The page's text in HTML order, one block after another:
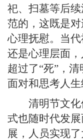
祀、扫墓等后
范的，这既是
心理抚慰。当
还是心理层面
超过了“死”，
面对和思考人生
清明节文
式也随时代发
展，人员实现